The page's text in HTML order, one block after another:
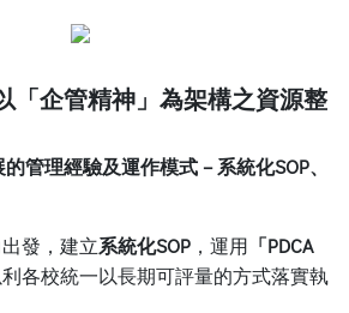
「企管精神」為架構之資源整
管理經驗及運作模式 – 系統化SOP、
發，建立系統化SOP ，運用 「PDCA
利各校統一以長期可評量的方式落實執